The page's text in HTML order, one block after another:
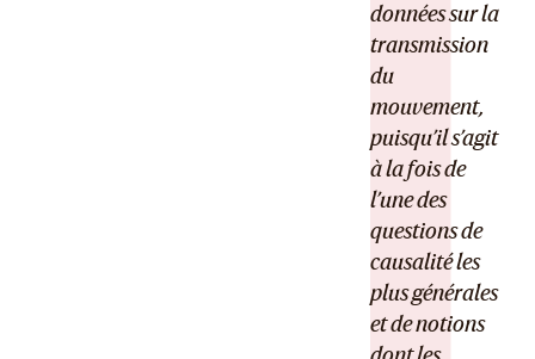
données sur la
transmission
du
mouvement,
puisqu’il s’agit
à la fois de
l’une des
questions de
causalité les
plus générales
et de notions